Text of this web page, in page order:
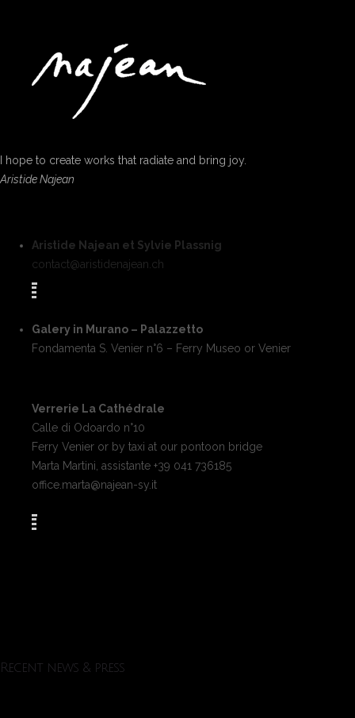
I hope to create works that radiate and bring joy.
Aristide Najean
Aristide Najean et Sylvie Plassnig
contact@aristidenajean.ch
Galery in Murano – Palazzetto
Fondamenta S. Venier n°6 – Ferry Museo or Venier
Verrerie La Cathédrale
Calle di Odoardo n°10
Ferry Venier or by taxi at our pontoon bridge
Marta Martini, assistante +39 041 736185
office.marta@najean-sy.it
Recent news & press